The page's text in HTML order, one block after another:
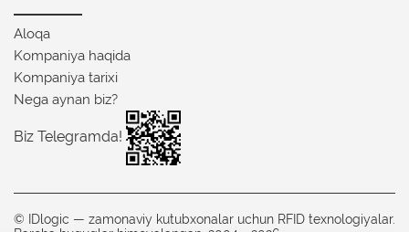
Aloqa
Kompaniya haqida
Kompaniya tarixi
Nega aynan biz?
Biz Telegramda!
© IDlogic — zamonaviy kutubxonalar uchun RFID texnologiyalar.